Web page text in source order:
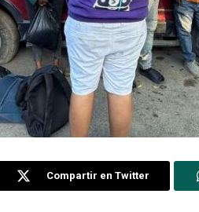
Compartir en Twitter